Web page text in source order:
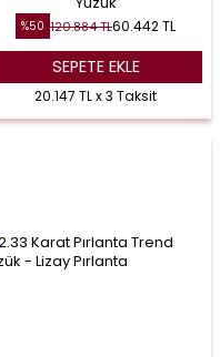
%50 120.884TL60.442TL
SEPETE EKLE
20.147 TL x 3 Taksit